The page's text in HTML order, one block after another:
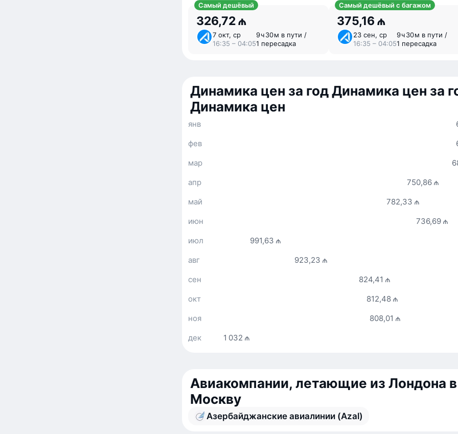
Самый дешёвый
326,72 ₼
7 окт, ср
16:35 – 04:05
9 ⁠ч 30 ⁠м в пути /
1 пересадка
Самый дешёвый с багажом
375,16 ₼
23 сен, ср
16:35 – 04:05
9 ⁠ч 30 ⁠м в пути /
1 пересадка
Динамика цен за годДинамика цен за
Динамика цен
янв
фев
мар
750,86 ₼
апр
782,33 ₼
май
736,69 ₼
июн
991,63 ₼
июл
923,23 ₼
авг
824,41 ₼
сен
812,48 ₼
окт
808,01 ₼
ноя
1 032 ₼
дек
Авиакомпании, летающие из Лондона в
Москву
Азербайджанские авиалинии (Azal)